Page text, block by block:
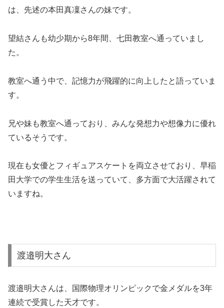
は、先述の本田真凜さんの妹です。
望結さんも幼少期から8年間、七田教室へ通っていまし
た。
教室へ通う中で、記憶力が飛躍的に向上したと語っていま
す。
兄や妹も教室へ通っており、みんな発想力や想像力に優れ
ているそうです。
現在も女優とフィギュアスケートを両立させており、早稲
田大学での学生生活を送っていて、多方面で大活躍されて
いますね。
渡邉明大さん
渡邉明大さんは、国際物理オリンピックで金メダルを3年
連続で受賞した天才です。